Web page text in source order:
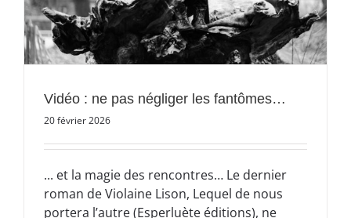
Vidéo : ne pas négliger les fantômes…
20 février 2026
... et la magie des rencontres… Le dernier
roman de Violaine Lison, Lequel de nous
portera l’autre (Esperluète éditions), ne